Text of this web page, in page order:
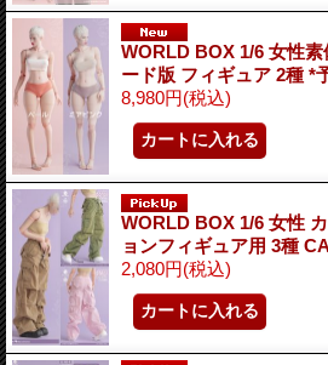
WORLD BOX 1/6 女性
ード版 フィギュア 2種 *
8,980円(税込)
WORLD BOX 1/6 女性
ョンフィギュア用 3種
2,080円(税込)